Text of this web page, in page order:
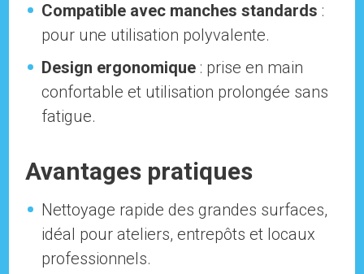
Compatible avec manches standards :
pour une utilisation polyvalente.
Design ergonomique : prise en main
confortable et utilisation prolongée sans
fatigue.
Avantages pratiques
Nettoyage rapide des grandes surfaces,
idéal pour ateliers, entrepôts et locaux
professionnels.